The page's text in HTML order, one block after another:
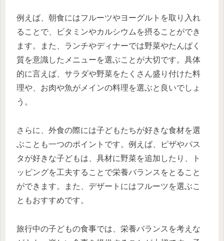
例えば、朝食にはフルーツやヨーグルトを取り入れ
ることで、ビタミンやカルシウムを摂ることができ
ます。また、ランチやディナーでは野菜やたんぱく
質を意識したメニューを選ぶことが大切です。具体
的に言えば、サラダや野菜をたくさん盛り付けた料
理や、お肉や魚がメインの料理を選ぶと良いでしょ
う。
さらに、外食の際には子どもたちが好きな食材を選
ぶことも一つのポイントです。例えば、ピザやパス
タが好きな子どもは、具材に野菜を追加したり、ト
ッピングを工夫することで栄養バランスをとること
ができます。また、デザートにはフルーツを選ぶこ
ともおすすめです。
旅行中の子どもの食事では、栄養バランスを考えな